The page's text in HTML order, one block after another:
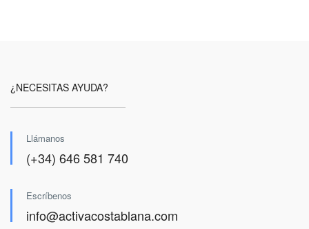
¿NECESITAS AYUDA?
Llámanos
(+34) 646 581 740
Escríbenos
info@activacostablana.com